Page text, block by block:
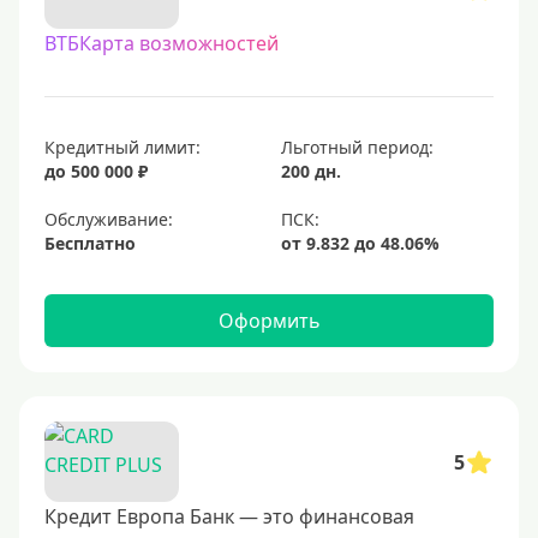
С овердрафтом
С процентом на остаток
Доступные
Сумма (рублей)
25000 руб
30000 руб
40000 руб
ВТБКарта возможностей
Кредитный лимит:
до 500 000 ₽
Льготный период:
200 дн.
Обслуживание:
Бесплатно
Оформить
5
Кредит Европа Банк — это финансовая